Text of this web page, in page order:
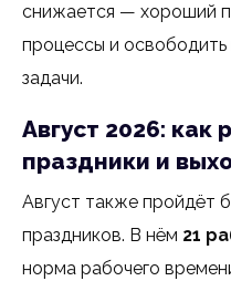
снижается — хороший
процессы и
задачи.
Август 2026: как
праздники и
Август также пройдёт
праздников. В нём 21
норма рабочего